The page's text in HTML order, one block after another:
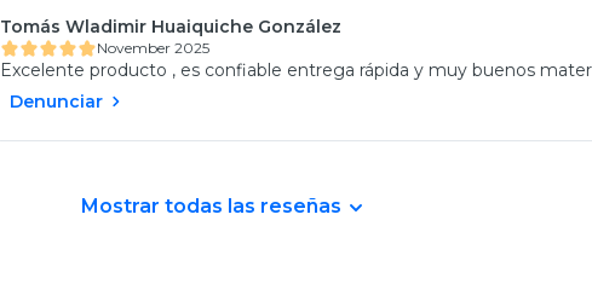
Tomás Wladimir Huaiquiche González
November 2025
Excelente producto , es confiable entrega rápida y muy buenos
Denunciar
Mostrar todas las reseñas